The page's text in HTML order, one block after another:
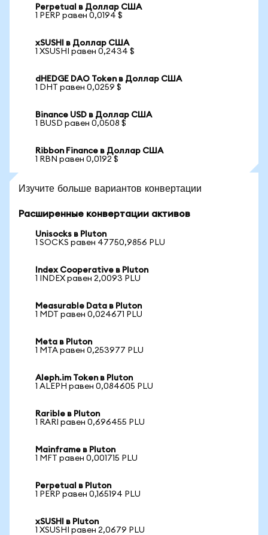
Perpetual в Доллар США
1 PERP равен 0,0194 $
xSUSHI в Доллар США
1 XSUSHI равен 0,2434 $
dHEDGE DAO Token в Доллар США
1 DHT равен 0,0259 $
Binance USD в Доллар США
1 BUSD равен 0,0508 $
Ribbon Finance в Доллар США
1 RBN равен 0,0192 $
Изучите больше вариантов конвертации
Расширенные конвертации активов
Unisocks в Pluton
1 SOCKS равен 47750,9856 PLU
Index Cooperative в Pluton
1 INDEX равен 2,0093 PLU
Measurable Data в Pluton
1 MDT равен 0,024671 PLU
Meta в Pluton
1 MTA равен 0,253977 PLU
Aleph.im Token в Pluton
1 ALEPH равен 0,084605 PLU
Rarible в Pluton
1 RARI равен 0,696455 PLU
Mainframe в Pluton
1 MFT равен 0,001715 PLU
Perpetual в Pluton
1 PERP равен 0,165194 PLU
xSUSHI в Pluton
1 XSUSHI равен 2,0679 PLU